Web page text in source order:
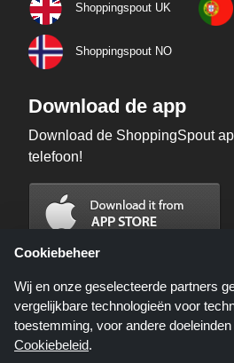
Shoppingspout UK
Shoppingspout NO
Download de app
Download de ShoppingSpout
telefoon!
Cookiebeheer
Wij en onze geselecteerde partners
vergelijkbare technologieën voor
toestemming, voor andere
Cookiebeleid.